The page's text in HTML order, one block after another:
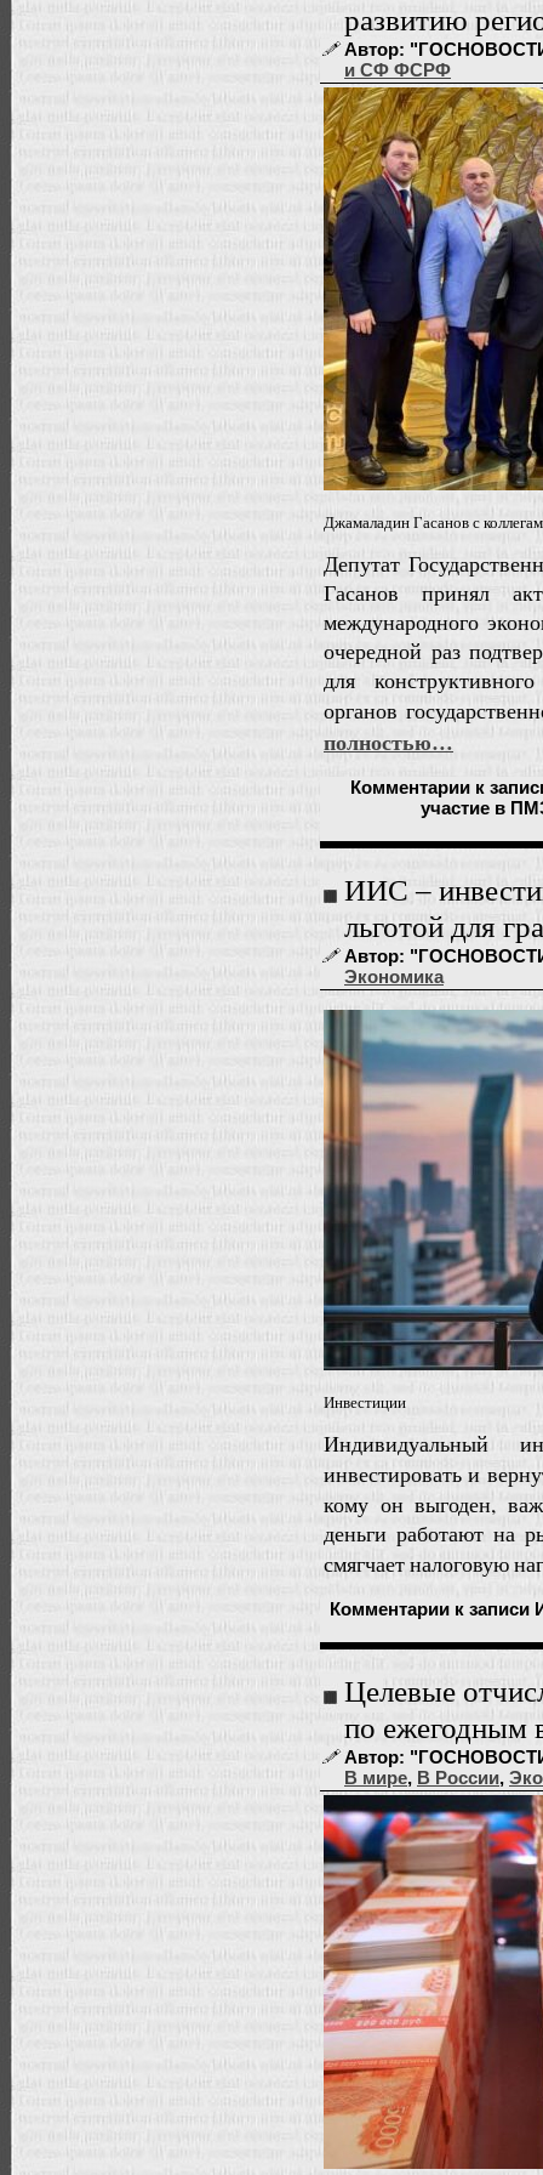
развитию
Автор:
и СФ ФСРФ
Джамаладин Гасанов с
Депутат
Гасанов принял
международного
очередной раз
для
органов
полностью…
Комментарии к
участие в
ИИС –
льготой для
Автор:
Экономика
Инвестиции
Индивидуальный
инвестировать и
кому он выгоден,
деньги работают на
смягчает налоговую
Комментарии к записи
Целевые
по ежегодным
Автор:
В мире, В России,